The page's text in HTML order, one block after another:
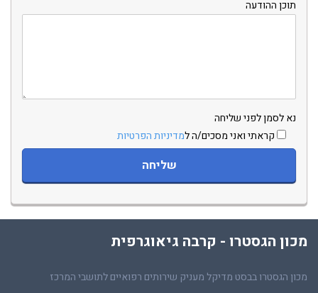
תוכן ההודעה
נא לסמן לפני שליחה
קראתי ואני מסכים/ה למדיניות הפרטיות
מכון הגסטרו - קרבה גיאוגרפית
מכון הגסטרו בבסט מדיקל מעניק שירותים רפואיים לתושבי המרכז